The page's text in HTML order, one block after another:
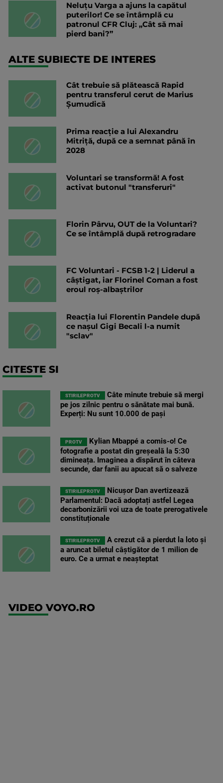
Neluțu Varga a ajuns la capătul
puterilor! Ce se întâmplă cu
patronul CFR Cluj: „Cât să mai
pierd bani?”
ALTE SUBIECTE DE INTERES
Cât trebuie să plătească Rapid
pentru transferul cerut de Marius
Șumudică
Prima reacție a lui Alexandru
Mitriță, după ce a semnat până în
2028
Voluntari se transformă! A fost
activat butonul "transferuri"
Florin Pârvu, OUT de la Voluntari?
Ce se întâmplă după retrogradare
FC Voluntari - FCSB 1-2 | Liderul a
câștigat, iar Florinel Coman a fost
eroul roș-albaștrilor
Reacția lui Florentin Pandele după
ce nașul Gigi Becali l-a numit
"sclav"
CITESTE SI
STIRILEPROTV
Câte minute trebuie să mergi
pe jos zilnic pentru o sănătate mai bună.
Experți: Nu sunt 10.000 de pași
PROTV
Kylian Mbappé a comis-o! Ce
fotografie a postat din greșeală la 5:30
dimineața. Imaginea a dispărut în câteva
secunde, dar fanii au apucat să o salveze
STIRILEPROTV
Nicușor Dan avertizează
Parlamentul: Dacă adoptați astfel Legea
decarbonizării voi uza de toate prerogativele
constituționale
STIRILEPROTV
A crezut că a pierdut la loto și
a aruncat biletul câștigător de 1 milion de
euro. Ce a urmat e neașteptat
VIDEO VOYO.RO